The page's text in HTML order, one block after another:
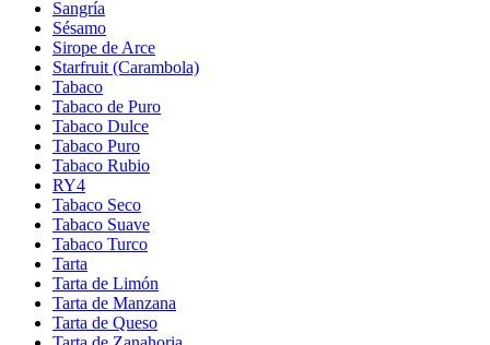
Sangría
Sésamo
Sirope de Arce
Starfruit (Carambola)
Tabaco
Tabaco de Puro
Tabaco Dulce
Tabaco Puro
Tabaco Rubio
RY4
Tabaco Seco
Tabaco Suave
Tabaco Turco
Tarta
Tarta de Limón
Tarta de Manzana
Tarta de Queso